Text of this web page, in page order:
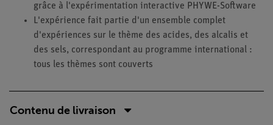
grâce à l'expérimentation interactive PHYWE-Software
L'expérience fait partie d'un ensemble complet
d'expériences sur le thème des acides, des alcalis et
des sels, correspondant au programme international :
tous les thèmes sont couverts
Contenu de livraison